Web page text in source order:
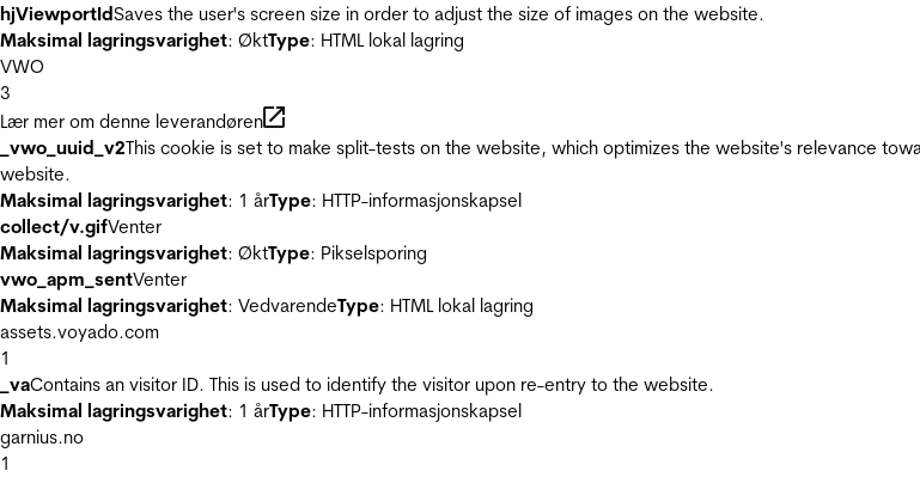
hjViewportIdSaves the user's screen size in order to adjust the size of images on the website.
Maksimal lagringsvarighet: ØktType: HTML lokal lagring
VWO
3
Lær mer om denne leverandøren
_vwo_uuid_v2This cookie is set to make split-tests on the website, which optimizes the website's relevance
website.
Maksimal lagringsvarighet: 1 årType: HTTP-informasjonskapsel
collect/v.gifVenter
Maksimal lagringsvarighet: ØktType: Pikselsporing
vwo_apm_sentVenter
Maksimal lagringsvarighet: VedvarendeType: HTML lokal lagring
assets.voyado.com
1
_vaContains an visitor ID. This is used to identify the visitor upon re-entry to the website.
Maksimal lagringsvarighet: 1 årType: HTTP-informasjonskapsel
garnius.no
1